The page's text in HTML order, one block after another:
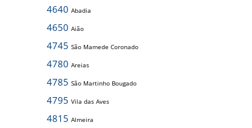
4640 Abadia
4650 Aião
4745 São Mamede Coronado
4780 Areias
4785 São Martinho Bougado
4795 Vila das Aves
4815 Almeira